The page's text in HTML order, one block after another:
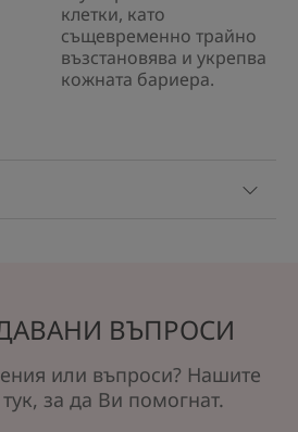
клетки, като
същевременно трайно
възстановява и укрепва
кожната бариера.
ВЪПРОСИ
или въпроси? Нашите
за да Ви помогнат.